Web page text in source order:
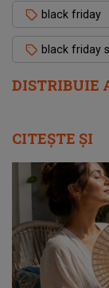
DISTRIBUIE
black friday
black friday
CITEȘTE ȘI